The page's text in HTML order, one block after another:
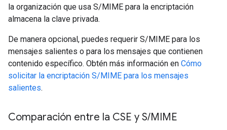
la organización que usa S/MIME para la encriptación
almacena la clave privada.
De manera opcional, puedes requerir S/MIME para los
mensajes salientes o para los mensajes que contienen
contenido específico. Obtén más información en Cómo
solicitar la encriptación S/MIME para los mensajes
salientes.
Comparación entre la CSE y S/MIME